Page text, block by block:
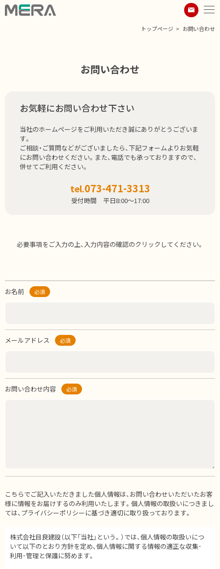
トップページ お問い合わせ
お問い合わせ
お気軽にお問い合わせ下さい
当社のホームページをご利用いただき誠にありがとうございま
す。
ご相談・ご質問などがございましたら、下記フォームよりお気軽
にお問い合わせください。また、電話でも承っておりますので、
併せてご利用ください。
tel.073-471-3313
受付時間 平日8:00～17:00
必要事項をご入力の上、入力内容の確認のクリックしてください。
お名前 必須
メールアドレス 必須
お問い合わせ内容 必須
こちらでご記入いただきました個人情報は、お問い合わせいただいたお客
様に情報をお届けするのみ利用いたします。個人情報の取扱いにつきまし
ては、プライバシーポリシーに基づき適切に取り扱っております。
株式会社目良建設（以下「当社」という。）では、個人情報の取扱いにつ
いて以下のとおり方針を定め、個人情報に関する情報の適正な収集･
利用･管理と保護に努めます。